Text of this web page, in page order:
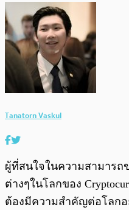
Tanatorn Vaskul
ผู้ที่สนใจในความสามารถ
ต่างๆในโลกของ
ต้องมีความสำคัญต่อโลก